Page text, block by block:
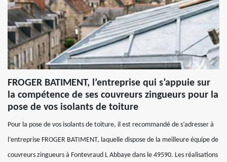
FROGER BATIMENT, l’entreprise qui s’appuie sur
la compétence de ses couvreurs zingueurs pour la
pose de vos isolants de toiture
Pour la pose de vos isolants de toiture, il est recommandé de s’adresser à
l’entreprise FROGER BATIMENT, laquelle dispose de la meilleure équipe de
couvreurs zingueurs à Fontevraud L Abbaye dans le 49590. Les réalisations